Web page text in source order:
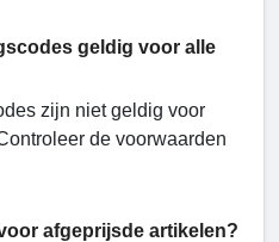
geldig voor alle
zijn niet geldig voor
de voorwaarden
afgeprijsde artikelen?